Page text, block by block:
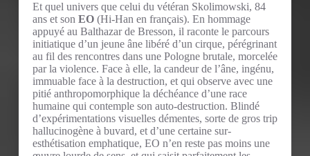
Et quel univers que celui du vétéran Skolimowski, 84
ans et sonEO(Hi-Han en français). En hommage
appuyé au Balthazar de Bresson, il raconte le parcours
initiatique d’un jeune âne libéré d’un cirque, pérégrinant
au fil des rencontres dans une Pologne brutale, morcelée
par la violence. Face à elle, la candeur de l’âne, ingénu,
immuable face à la destruction, et qui observe avec une
pitié anthropomorphique la déchéance d’une race
humaine qui contemple son auto-destruction. Blindé
d’expérimentations visuelles démentes, sorte de gros trip
hallucinogène à buvard, et d’une certaine sur-
esthétisation emphatique, EO n’en reste pas moins une